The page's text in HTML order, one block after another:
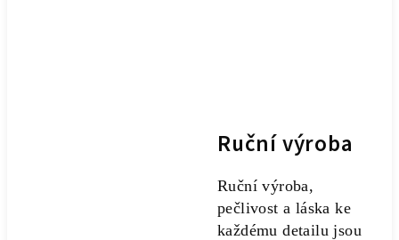
Ruční výroba
Ruční výroba,
pečlivost a láska ke
každému detailu jsou